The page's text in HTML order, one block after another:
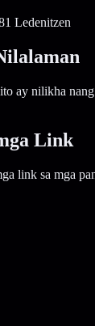
Ledenitzen
ay nilikha
Link
link sa mga